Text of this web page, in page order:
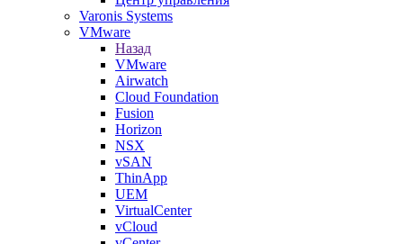
Varonis Systems
VMware
Назад
VMware
Airwatch
Cloud Foundation
Fusion
Horizon
NSX
vSAN
ThinApp
UEM
VirtualCenter
vCloud